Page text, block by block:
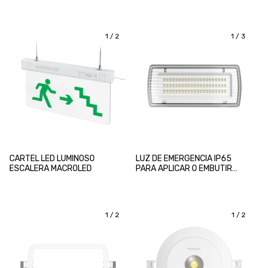
1 / 2
CARTEL LED LUMINOSO
ESCALERA MACROLED
1 / 3
LUZ DE EMERGENCIA IP65
PARA APLICAR O EMBUTIR
1 / 2 1 / 2